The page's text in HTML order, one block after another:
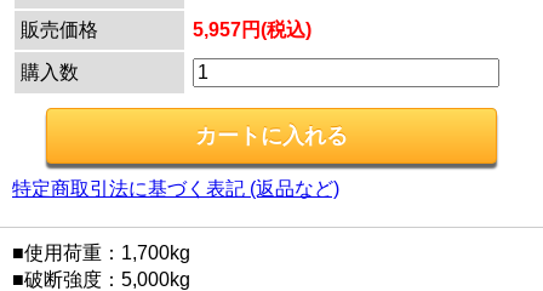
販売価格
5,957円(税込)
購入数
特定商取引法に基づく表記 (返品など)
■使用荷重：1,700kg
■破断強度：5,000kg